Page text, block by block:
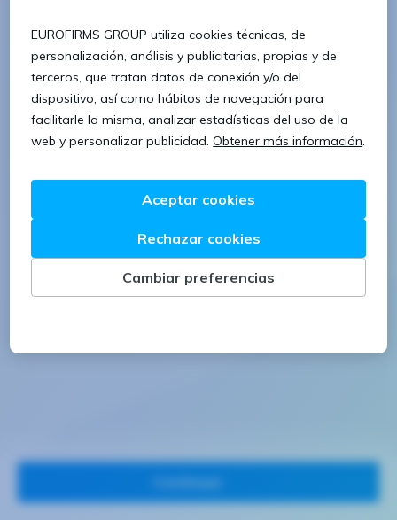
Confirmar contraseña
8 caracteres 1 letra minúscula
1 letra mayúscula 1 número